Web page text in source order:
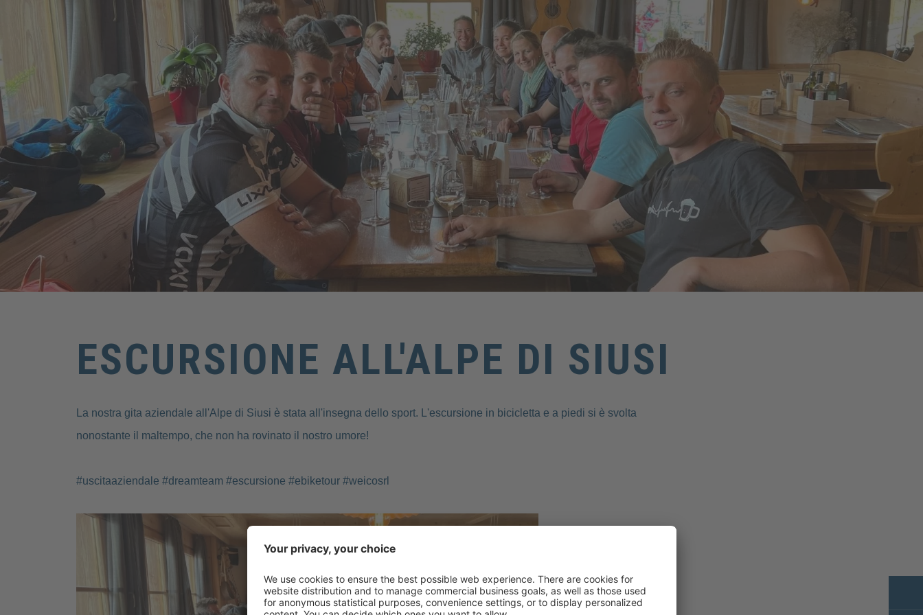
ESCURSIONE ALL'ALPE DI SIUSI
La nostra gita aziendale all'Alpe di Siusi è stata all'insegna dello sport. L'escursione in bicicletta e a piedi si è svolta
nonostante il maltempo, che non ha rovinato il nostro umore!
#uscitaaziendale #dreamteam #escursione #ebiketour #weicosrl